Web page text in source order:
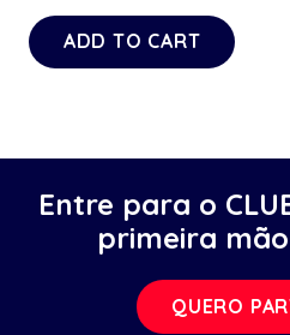
ADD TO CART
Entre para o
primeira
QUERO